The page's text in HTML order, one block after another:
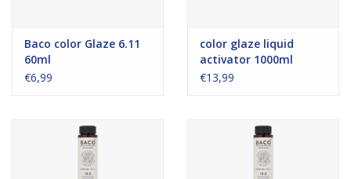
Baco color Glaze 6.11
60ml
€6,99
color glaze liquid
activator 1000ml
€13,99